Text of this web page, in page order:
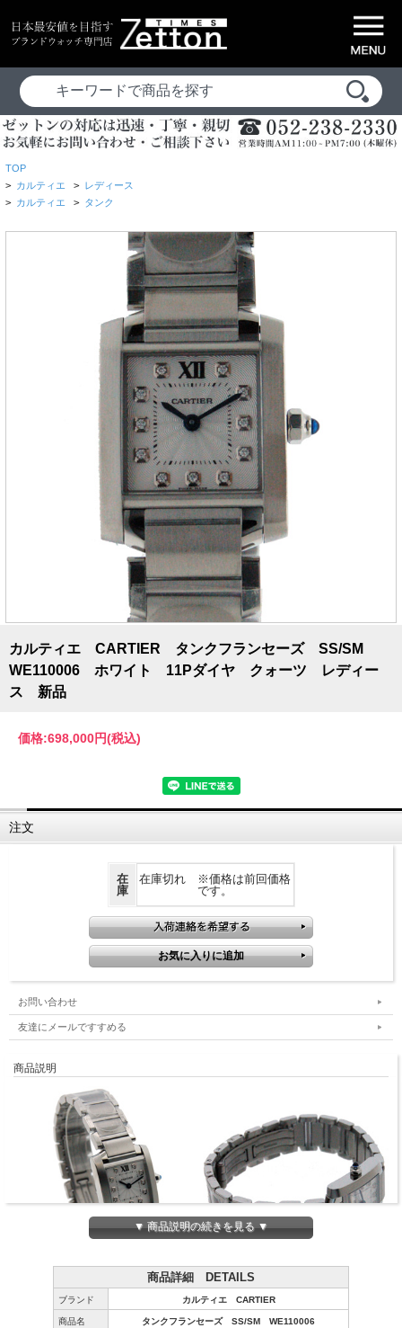
TOP
> カルティエ > レディース
> カルティエ > タンク
カルティエ CARTIER タンクフランセーズ SS/SM
WE110006 ホワイト 11Pダイヤ クォーツ レディー
ス 新品
価格:698,000円(税込)
注文
在
庫
在庫切れ ※価格は前回価格
です。
お問い合わせ
友達にメールですすめる
商品説明
▼ 商品説明の続きを見る ▼
商品詳細 DETAILS
ブランド カルティエ CARTIER
商品名 タンクフランセーズ SS/SM WE110006